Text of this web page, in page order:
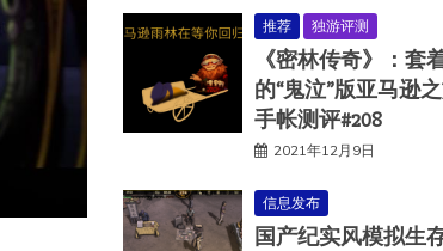
推荐 独游评测
《密林传奇》：套
的“鬼泣”版亚马逊
手帐测评#208
2021年12月9日
信息发布
国产纪实风模拟生